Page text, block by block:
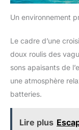
Un environnement
Le cadre d’une
doux roulis des
sons apaisants de
une atmosphère
batteries.
Lire plus